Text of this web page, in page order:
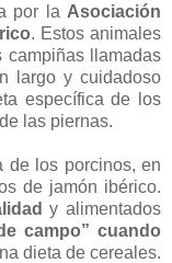
por la Asociación
. Estos animales
campiñas llamadas
largo y cuidadoso
específica de los
las piernas.
de los porcinos, en
de jamón ibérico.
y alimentados
campo” cuando
dieta de cereales.